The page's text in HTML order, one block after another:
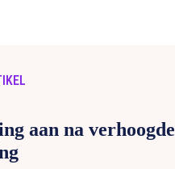
aan na verhoogde